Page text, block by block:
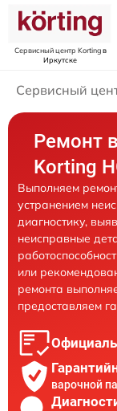
Сервисный центр Kortingв
Иркутске
Сервисный
Ремонт
Korting
Выполняем
устранением
диагностику,
неисправные
или
ремонта
предоставляем
варочной